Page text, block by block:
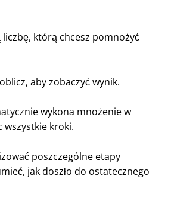
którą chcesz pomnożyć
aby zobaczyć wynik.
wykona mnożenie w
wszystkie kroki.
poszczególne etapy
jak doszło do ostatecznego